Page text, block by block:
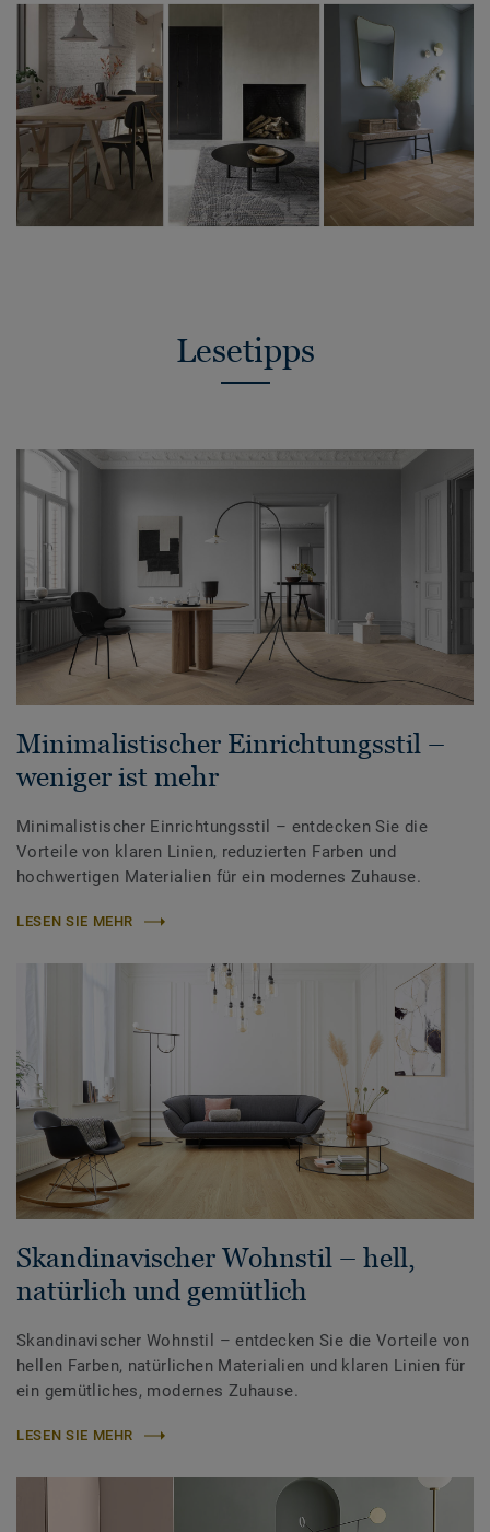
Lesetipps
Minimalistischer Einrichtungsstil –
weniger ist mehr
Minimalistischer Einrichtungsstil – entdecken Sie die
Vorteile von klaren Linien, reduzierten Farben und
hochwertigen Materialien für ein modernes Zuhause.
LESEN SIE MEHR
Skandinavischer Wohnstil – hell,
natürlich und gemütlich
Skandinavischer Wohnstil – entdecken Sie die Vorteile von
hellen Farben, natürlichen Materialien und klaren Linien für
ein gemütliches, modernes Zuhause.
LESEN SIE MEHR